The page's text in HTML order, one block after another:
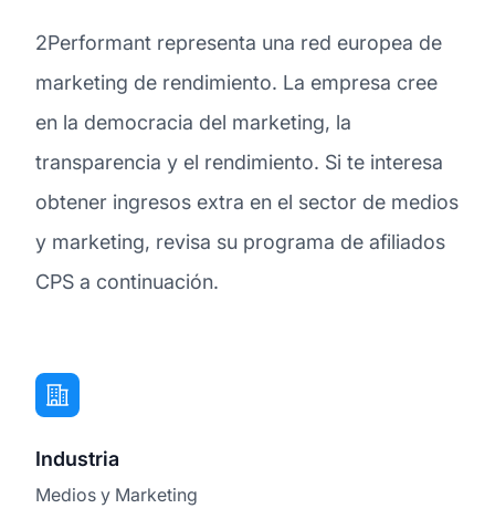
2Performant representa una red europea de
marketing de rendimiento. La empresa cree
en la democracia del marketing, la
transparencia y el rendimiento. Si te interesa
obtener ingresos extra en el sector de medios
y marketing, revisa su programa de afiliados
CPS a continuación.
Industria
Medios y Marketing